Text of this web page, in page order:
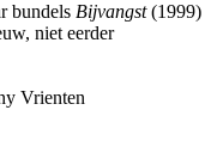
bundels Bijvangst(1999)
niet eerder
Vrienten